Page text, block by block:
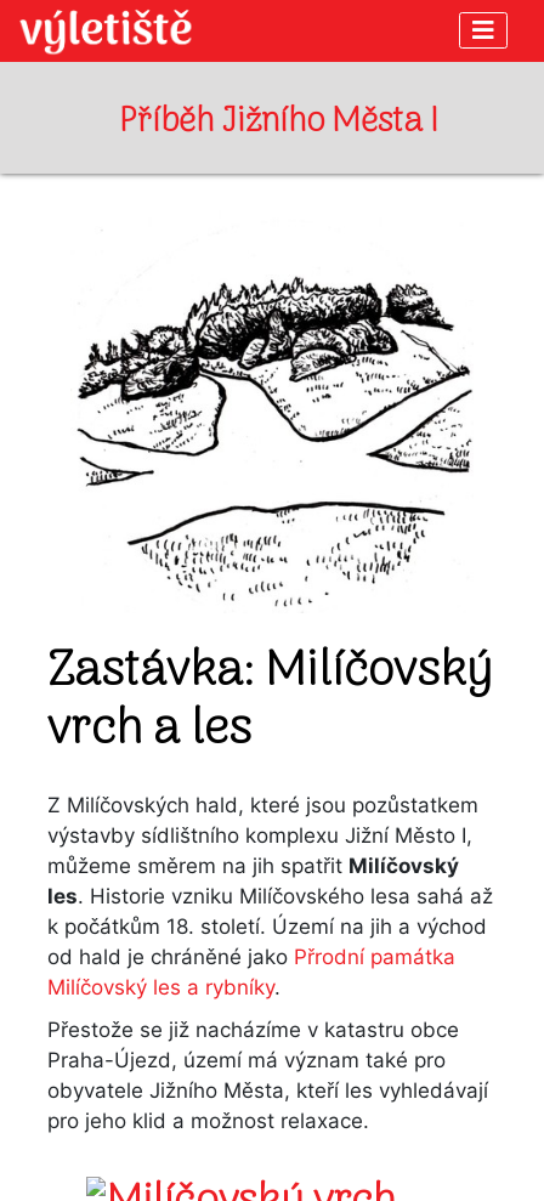
Příběh Jižního Města I
Zastávka: Milíčovský
vrch a les
Z Milíčovských hald, které jsou pozůstatkem
výstavby sídlištního komplexu Jižní Město I,
můžeme směrem na jih spatřit Milíčovský
les. Historie vzniku Milíčovského lesa sahá až
k počátkům 18. století. Území na jih a východ
od hald je chráněné jako Přrodní památka
Milíčovský les a rybníky.
Přestože se již nacházíme v katastru obce
Praha-Újezd, území má význam také pro
obyvatele Jižního Města, kteří les vyhledávají
pro jeho klid a možnost relaxace.